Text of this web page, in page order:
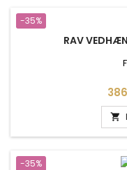
-35%
RAV
Pris

-35%